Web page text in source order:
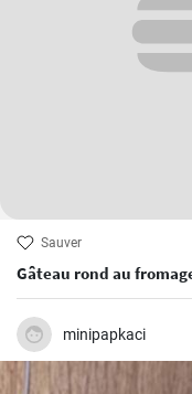
Sauver
Gâteau rond au
minipapkaci